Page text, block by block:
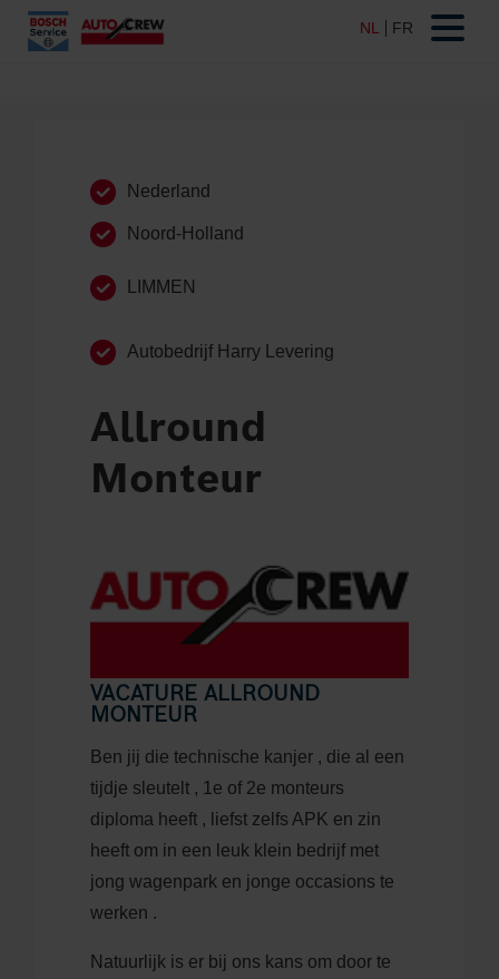
Nederland
Noord-Holland
LIMMEN
Autobedrijf Harry Levering
Allround
Monteur
VACATURE ALLROUND
MONTEUR
Ben jij die technische kanjer , die al een
tijdje sleutelt , 1e of 2e monteurs
diploma heeft , liefst zelfs APK en zin
heeft om in een leuk klein bedrijf met
jong wagenpark en jonge occasions te
werken .
Natuurlijk is er bij ons kans om door te